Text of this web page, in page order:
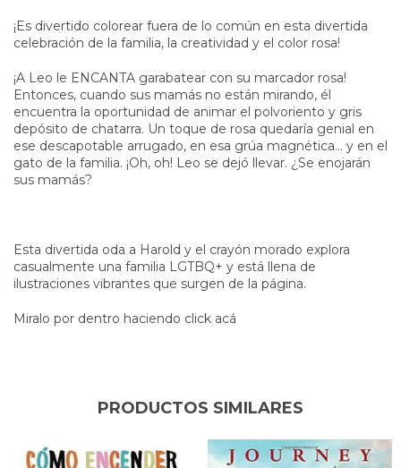
¡Es divertido colorear fuera de lo común en esta divertida
celebración de la familia, la creatividad y el color rosa!
¡A Leo le ENCANTA garabatear con su marcador rosa!
Entonces, cuando sus mamás no están mirando, él
encuentra la oportunidad de animar el polvoriento y gris
depósito de chatarra. Un toque de rosa quedaría genial en
ese descapotable arrugado, en esa grúa magnética... y en el
gato de la familia. ¡Oh, oh! Leo se dejó llevar. ¿Se enojarán
sus mamás?
Esta divertida oda a Harold y el crayón morado explora
casualmente una familia LGTBQ+ y está llena de
ilustraciones vibrantes que surgen de la página.
Miralo por dentro haciendo click acá
PRODUCTOS SIMILARES